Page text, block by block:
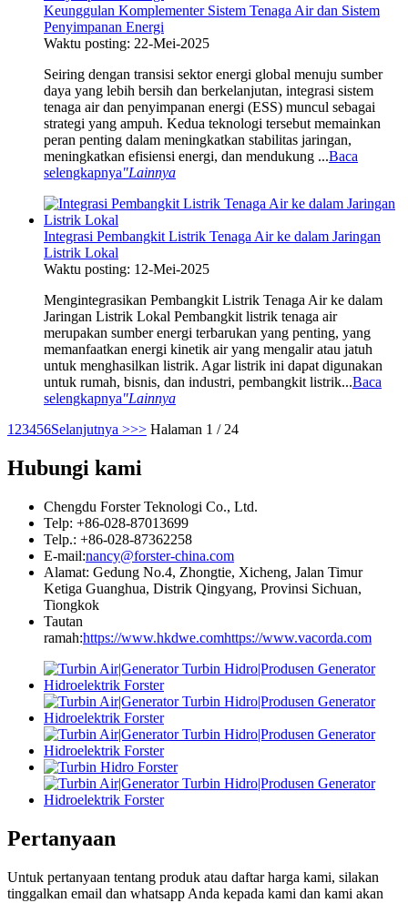
Keunggulan Komplementer Sistem Tenaga Air dan Sistem
Penyimpanan Energi
Waktu posting: 22-Mei-2025
Seiring dengan transisi sektor energi global menuju sumber
daya yang lebih bersih dan berkelanjutan, integrasi sistem
tenaga air dan penyimpanan energi (ESS) muncul sebagai
strategi yang ampuh. Kedua teknologi tersebut memainkan
peran penting dalam meningkatkan stabilitas jaringan,
meningkatkan efisiensi energi, dan mendukung ...Baca
selengkapnya"Lainnya
Integrasi Pembangkit Listrik Tenaga Air ke dalam Jaringan
Listrik Lokal
Waktu posting: 12-Mei-2025
Mengintegrasikan Pembangkit Listrik Tenaga Air ke dalam
Jaringan Listrik Lokal Pembangkit listrik tenaga air
merupakan sumber energi terbarukan yang penting, yang
memanfaatkan energi kinetik air yang mengalir atau jatuh
untuk menghasilkan listrik. Agar listrik ini dapat digunakan
untuk rumah, bisnis, dan industri, pembangkit listrik...Baca
selengkapnya"Lainnya
123456Selanjutnya >>> Halaman 1 / 24
Hubungi kami
Chengdu Forster Teknologi Co., Ltd.
Telp: +86-028-87013699
Telp.: +86-028-87362258
E-mail:nancy@forster-china.com
Alamat: Gedung No.4, Zhongtie, Xicheng, Jalan Timur
Ketiga Guanghua, Distrik Qingyang, Provinsi Sichuan,
Tiongkok
Tautan
ramah:https://www.hkdwe.comhttps://www.vacorda.com
Pertanyaan
Untuk pertanyaan tentang produk atau daftar harga kami, silakan
tinggalkan email dan whatsapp Anda kepada kami dan kami akan